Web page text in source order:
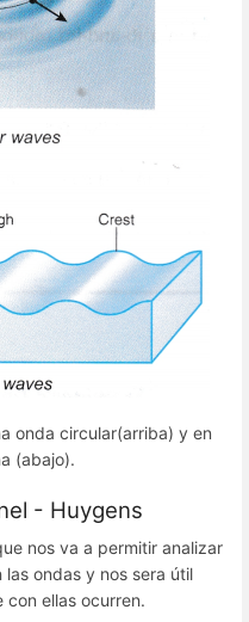
onda circular(arriba) y en
(abajo).
- Huygens
nos va a permitir analizar
ondas y nos sera útil
con ellas ocurren.